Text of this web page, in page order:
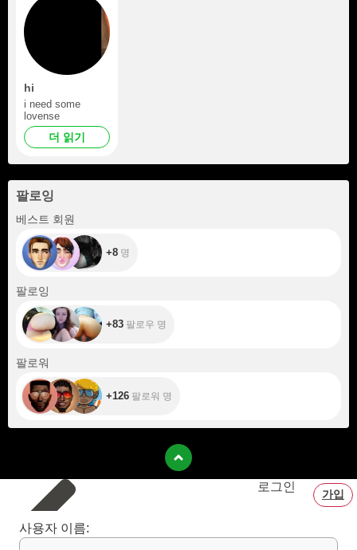
hi
i need some
lovense
더 읽기
팔로잉
베스트 회원
+8 명
팔로잉
+83 팔로우 명
팔로워
+126 팔로워 명
로그인
가입
사용자 이름: